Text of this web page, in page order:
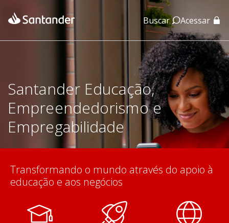
App Santander Buscar Acessar
Santander Educação,
Empreendedorismo e
Empregabilidade
Transformando o mundo através do apoio à
educação e aos negócios